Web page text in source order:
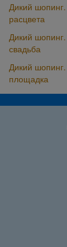
Дикий
расцвета
Дикий
свадьба
Дикий
площадка